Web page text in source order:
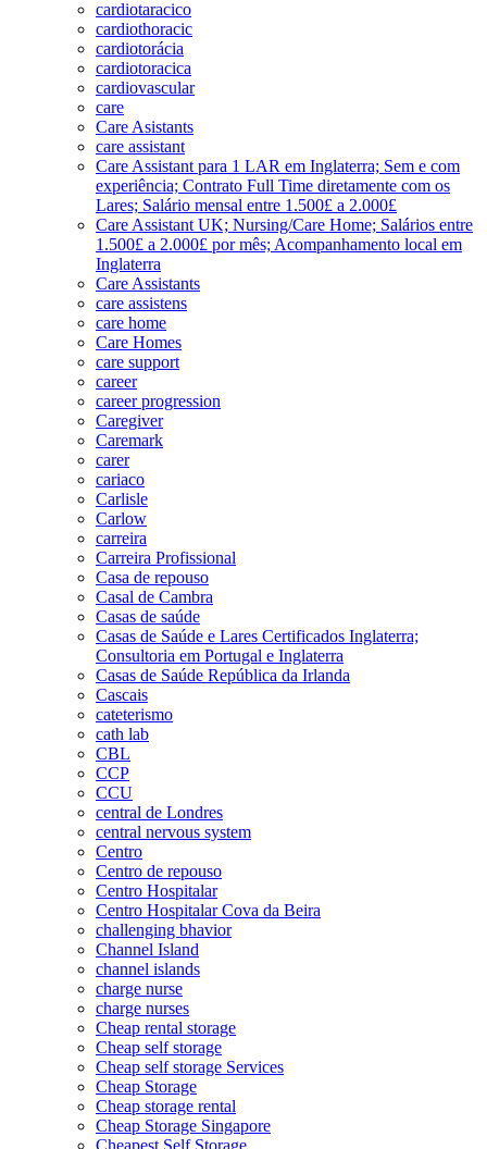
cardiotaracico
cardiothoracic
cardiotorácia
cardiotoracica
cardiovascular
care
Care Asistants
care assistant
Care Assistant para 1 LAR em Inglaterra; Sem e com
experiência; Contrato Full Time diretamente com os
Lares; Salário mensal entre 1.500£ a 2.000£
Care Assistant UK; Nursing/Care Home; Salários entre
1.500£ a 2.000£ por mês; Acompanhamento local em
Inglaterra
Care Assistants
care assistens
care home
Care Homes
care support
career
career progression
Caregiver
Caremark
carer
cariaco
Carlisle
Carlow
carreira
Carreira Profissional
Casa de repouso
Casal de Cambra
Casas de saúde
Casas de Saúde e Lares Certificados Inglaterra;
Consultoria em Portugal e Inglaterra
Casas de Saúde República da Irlanda
Cascais
cateterismo
cath lab
CBL
CCP
CCU
central de Londres
central nervous system
Centro
Centro de repouso
Centro Hospitalar
Centro Hospitalar Cova da Beira
challenging bhavior
Channel Island
channel islands
charge nurse
charge nurses
Cheap rental storage
Cheap self storage
Cheap self storage Services
Cheap Storage
Cheap storage rental
Cheap Storage Singapore
Cheapest Self Storage